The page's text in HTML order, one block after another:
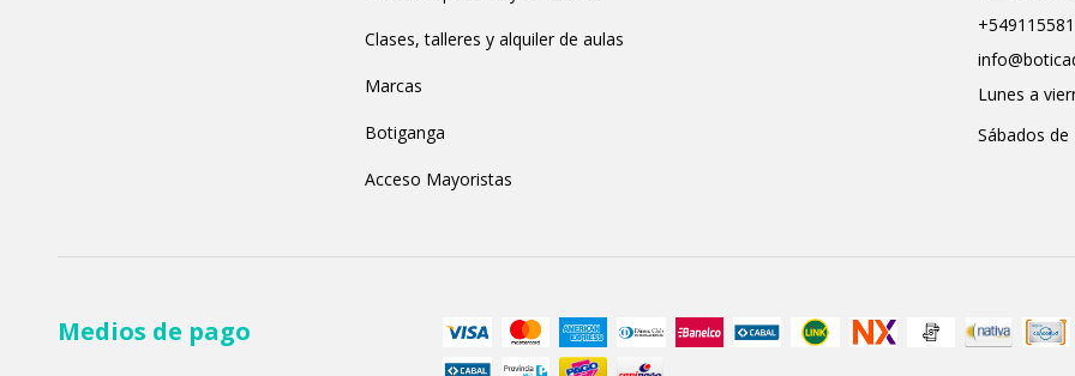
Clases, talleres y alquiler de aulas
Marcas
Botiganga
Acceso Mayoristas
Lunes a
Sábados de
Medios de pago